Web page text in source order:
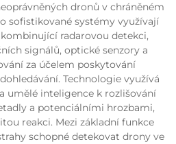
dronů v chráněném
sofistikované systémy využívají
radarovou detekci,
signálů, optické senzory a
za účelem poskytování
Technologie využívá
umělé inteligence k rozlišování
a potenciálními hrozbami,
reakci. Mezi základní funkce
schopné detekovat drony ve